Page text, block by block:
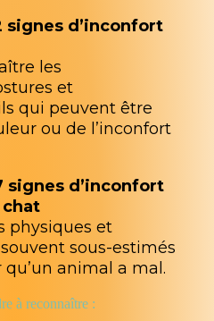
d’inconfort
les
et
qui peuvent être
ou de l’inconfort
d’inconfort
physiques et
sous-estimés
animal a mal.
à reconnaître :